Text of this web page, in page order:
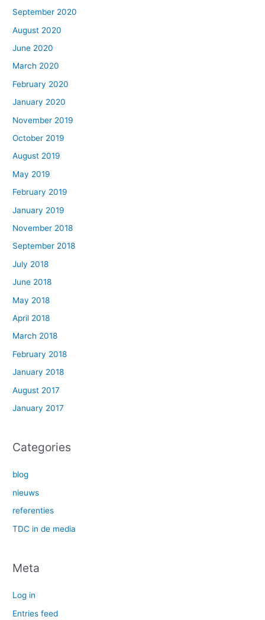
September 2020
August 2020
June 2020
March 2020
February 2020
January 2020
November 2019
October 2019
August 2019
May 2019
February 2019
January 2019
November 2018
September 2018
July 2018
June 2018
May 2018
April 2018
March 2018
February 2018
January 2018
August 2017
January 2017
Categories
blog
nieuws
referenties
TDC in de media
Meta
Log in
Entries feed